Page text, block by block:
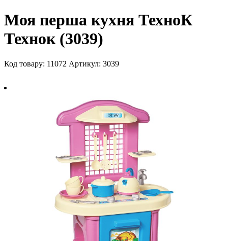
Моя перша кухня ТехноК
Технок (3039)
Код товару: 11072 Артикул: 3039